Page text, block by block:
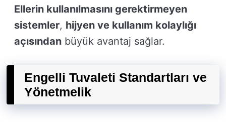
Ellerin kullanılmasını gerektirmeyen
sistemler, hijyen ve kullanım kolaylığı
açısından büyük avantaj sağlar.
Engelli Tuvaleti Standartları ve
Yönetmelik